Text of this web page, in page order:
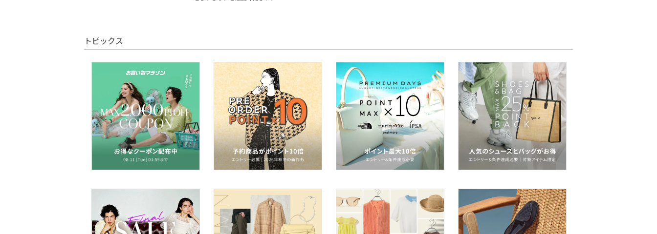
ボディケア・オーラルケ
ア
フレグランス
メイク道具・美容器具
コフレ・キット・セット
食器・調理器具・キッチ
ン用品
インテリア・生活雑貨
スマホグッズ・オーディ
オ機器
トピックス